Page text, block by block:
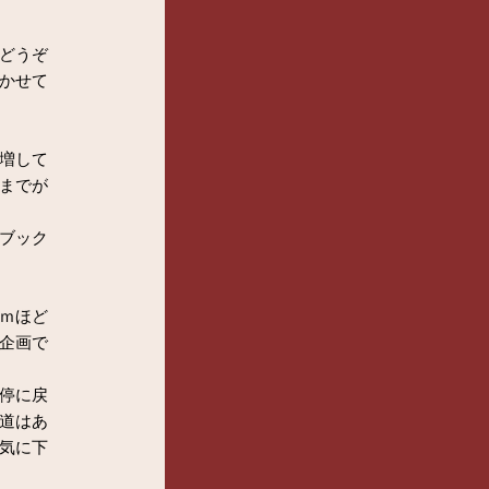
うぞ
せて
して
でが
ック
ほど
画で
に戻
はあ
に下